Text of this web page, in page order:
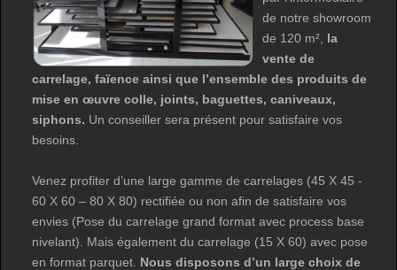
de notre showroom
de 120 m², la
vente de
carrelage, faïence ainsi que l’ensemble des produits de
mise en œuvre colle, joints, baguettes, caniveaux,
siphons. Un conseiller sera présent pour satisfaire vos
besoins.
Venez profiter d’une large gamme de carrelages (45 X 45 -
60 X 60 – 80 X 80) rectifiée ou non afin de satisfaire vos
envies (Pose du carrelage grand format avec process base
nivelant). Mais également du carrelage (15 X 60) avec pose
en format parquet. Nous disposons d’un large choix de